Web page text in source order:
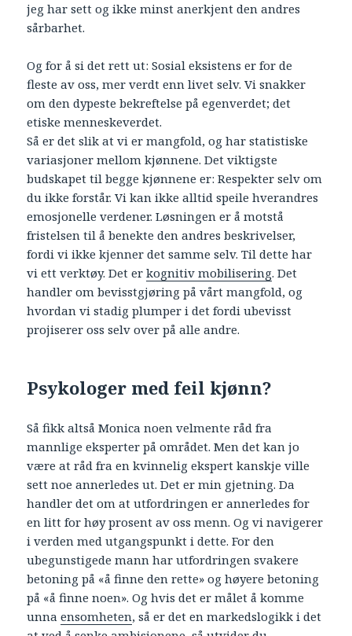
jeg har sett og ikke minst anerkjent den andres
sårbarhet.
Og for å si det rett ut: Sosial eksistens er for de
fleste av oss, mer verdt enn livet selv. Vi snakker
om den dypeste bekreftelse på egenverdet; det
etiske menneskeverdet.
Så er det slik at vi er mangfold, og har statistiske
variasjoner mellom kjønnene. Det viktigste
budskapet til begge kjønnene er: Respekter selv om
du ikke forstår. Vi kan ikke alltid speile hverandres
emosjonelle verdener. Løsningen er å motstå
fristelsen til å benekte den andres beskrivelser,
fordi vi ikke kjenner det samme selv. Til dette har
vi ett verktøy. Det erkognitiv mobilisering. Det
handler om bevisstgjøring på vårt mangfold, og
hvordan vi stadig plumper i det fordi ubevisst
projiserer oss selv over på alle andre.
Psykologer med feil kjønn?
Så fikk altså Monica noen velmente råd fra
mannlige eksperter på området. Men det kan jo
være at råd fra en kvinnelig ekspert kanskje ville
sett noe annerledes ut. Det er min gjetning. Da
handler det om at utfordringen er annerledes for
en litt for høy prosent av oss menn. Og vi navigerer
i verden med utgangspunkt i dette. For den
ubegunstigede mann har utfordringen svakere
betoning på «å finne den rette» og høyere betoning
på «å finne noen». Og hvis det er målet å komme
unnaensomheten, så er det en markedslogikk i det